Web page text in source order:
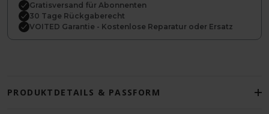
Gratisversand für Abonnenten
30 Tage Rückgaberecht
VOITED Garantie - Kostenlose Reparatur oder Ersatz
PRODUKTDETAILS & PASSFORM